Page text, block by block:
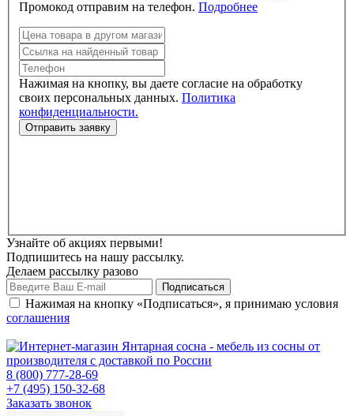
Промокод отправим на телефон. Подробнее
Нажимая на кнопку, вы даете согласие на обработку
своих персональных данных. Политика
конфиденциальности.
Узнайте об акциях первыми!
Подпишитесь на нашу рассылку.
Делаем рассылку разово
Нажимая на кнопку «Подписаться», я принимаю условия
соглашения
8 (800) 777-28-69
+7 (495) 150-32-68
Заказать звонок